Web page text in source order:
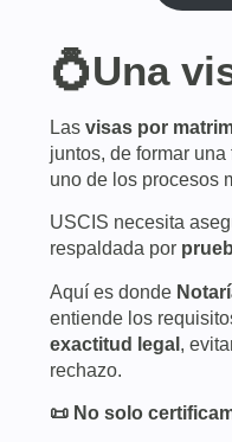
💍Una
Las visas por
juntos, de formar
uno de los procesos
USCIS necesita
respaldada por
Aquí es donde
entiende los
exactitud legal ,
rechazo.
📜 No solo